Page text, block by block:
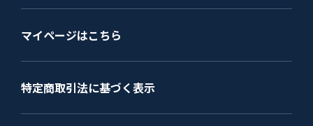
マイページはこちら
特定商取引法に基づく表示